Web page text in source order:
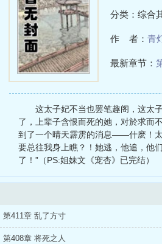
分类：综合
作 者： 青
最新章节：
这太子妃不当也罢笔趣阁，这太
了，上辈子含恨而死的她，对於求而
到了一个晴天霹雳的消息——什麽！
要总往我身上瞧？！她逃，他追，他
了！”（PS:姐妹文《宠杏》已完结）
第411章 乱了方寸
第408章 将死之人